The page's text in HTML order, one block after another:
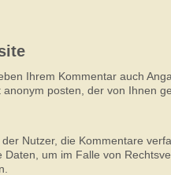
Ihrem Kommentar auch
posten, der von Ihnen
Nutzer, die Kommentare
um im Falle von